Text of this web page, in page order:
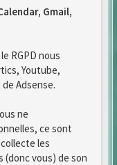
Gmail,
RGPD nous
Youtube,
de Adsense.
ne
ce sont
les
vous) de son